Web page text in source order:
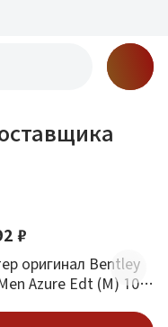
₽
оригинал Bentley
Azure Edt (M) 100